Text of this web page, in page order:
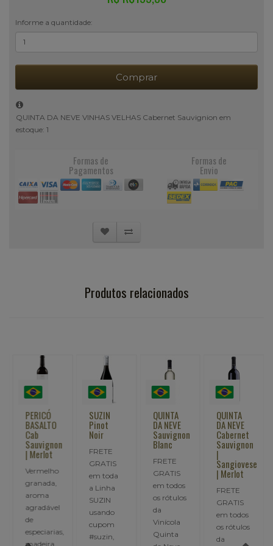
Informe a quantidade:
Comprar
QUINTA DA NEVE VINHAS VELHAS Cabernet Sauvignion em
estoque: 1
Formas de
Pagamentos
Formas de
Envio
Produtos relacionados
PERICÓ
BASALTO
Cab
Sauvignon
| Merlot
Vermelho
granada,
aroma
agradável
de
especiarias,
madeira,
SUZIN
Pinot
Noir
FRETE
GRATIS
em toda
a Linha
SUZIN
usando
cupom
#suzin,
QUINTA
DA NEVE
Sauvignon
Blanc
FRETE
GRATIS
em todos
os rótulos
da
Vinícola
Quinta
QUINTA
DA NEVE
Cabernet
Sauvignon
|
Sangiovese
| Merlot
FRETE
GRATIS
em todos
os rótulos
da